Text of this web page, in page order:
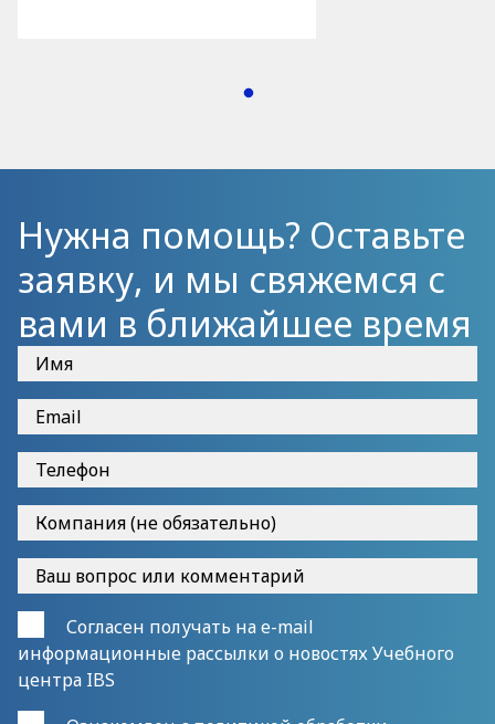
Нужна помощь? Оставьте
заявку, и мы свяжемся с
вами в ближайшее время
Согласен получать на e-mail
информационные рассылки о новостях Учебного
центра IBS